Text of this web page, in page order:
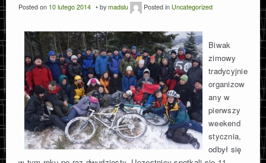
Posted on 10 lutego 2014 by madslu Posted in Uncategorized
Biwak
zimowy
tradycyjnie
organizow
any w
pierwszy
weekend
stycznia,
odbył się